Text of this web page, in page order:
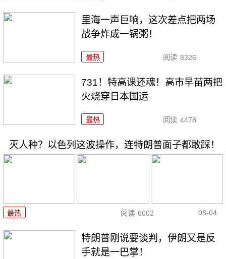
里海一声巨响，这次差点把两场
战争炸成一锅粥！
最热 阅读 8326
731！特高课还魂！高市早苗两把
火烧穿日本国运
最热 阅读 4478
灭人种？以色列这波操作，连特朗普面子都敢踩！
最热 阅读 6002 08-04
特朗普刚说要谈判，伊朗又是反
手就是一巴掌！